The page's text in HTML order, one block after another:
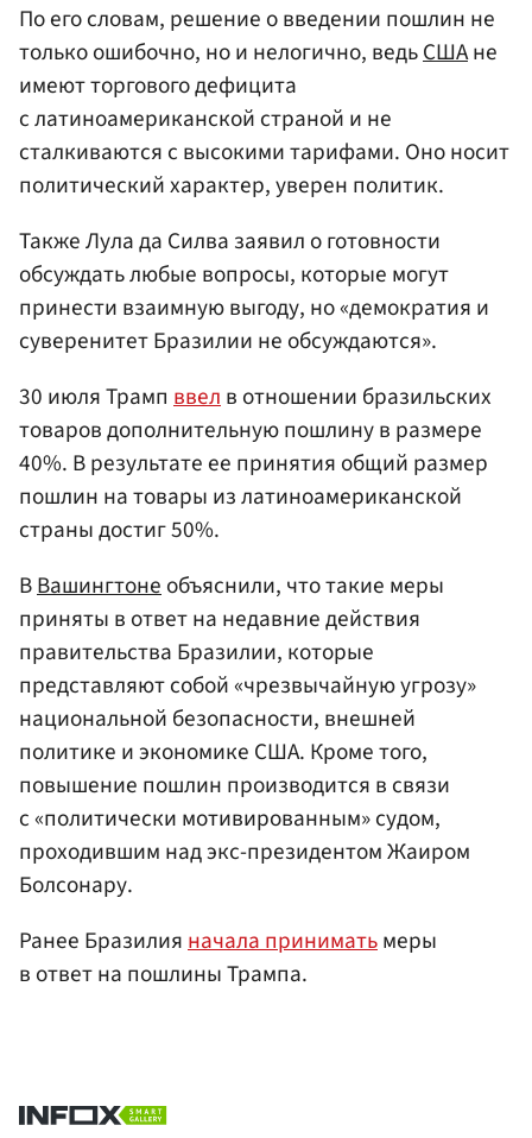
По его словам, решение о введении пошлин не
только ошибочно, но и нелогично, ведьСШАне
имеют торгового дефицита
с латиноамериканской страной и не
сталкиваются с высокими тарифами. Оно носит
политический характер, уверен политик.
Также Лула да Силва заявил о готовности
обсуждать любые вопросы, которые могут
принести взаимную выгоду, но «демократия и
суверенитет Бразилии не обсуждаются».
30 июля Трамп ввелв отношении бразильских
товаров дополнительную пошлину в размере
40%. В результате ее принятия общий размер
пошлин на товары из латиноамериканской
страны достиг 50%.
ВВашингтонеобъяснили, что такие меры
приняты в ответ на недавние действия
правительства Бразилии, которые
представляют собой «чрезвычайную угрозу»
национальной безопасности, внешней
политике и экономике США. Кроме того,
повышение пошлин производится в связи
с «политически мотивированным» судом,
проходившим над экс-президентом Жаиром
Болсонару.
Ранее Бразилияначала приниматьмеры
в ответ на пошлины Трампа.